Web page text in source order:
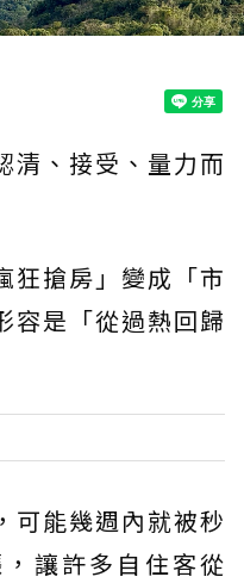
、接受、量力而
狂搶房」變成「市
容是「從過熱回歸
可能幾週內就被秒
讓許多自住客從